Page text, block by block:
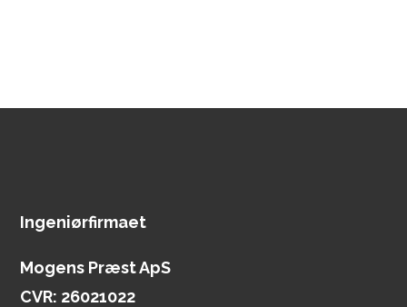
Ingeniørfirmaet
Mogens Præst ApS
CVR: 26021022